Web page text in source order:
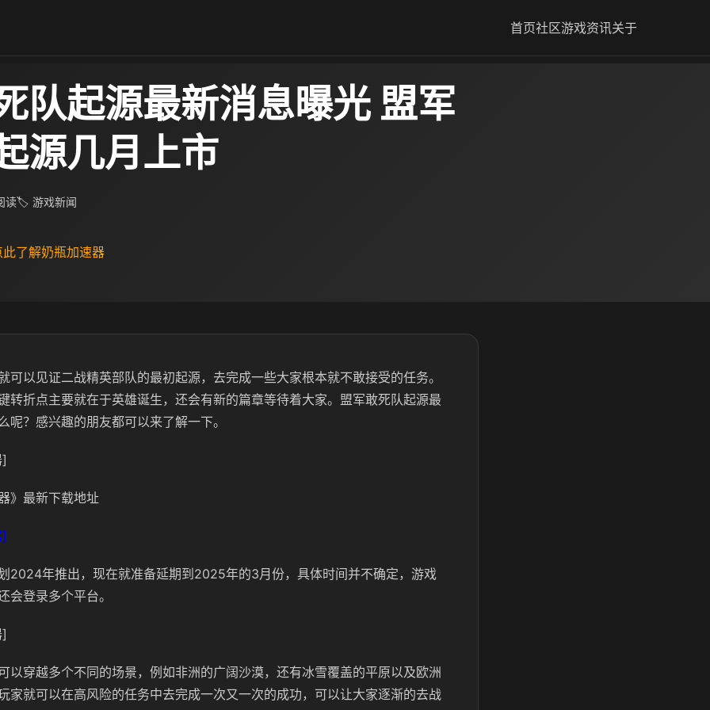
首页社区游戏资讯关于
队起源最新消息曝光 盟军
源几月上市
读🏷 游戏新闻
了解奶瓶加速器
可以见证二战精英部队的最初起源，去完成一些大家根本就不敢接受的任务。
转折点主要就在于英雄诞生，还会有新的篇章等待着大家。盟军敢死队起源最
呢？感兴趣的朋友都可以来了解一下。
》最新下载地址
2024年推出，现在就准备延期到2025年的3月份，具体时间并不确定，游戏
会登录多个平台。
以穿越多个不同的场景，例如非洲的广阔沙漠，还有冰雪覆盖的平原以及欧洲
家就可以在高风险的任务中去完成一次又一次的成功，可以让大家逐渐的去战